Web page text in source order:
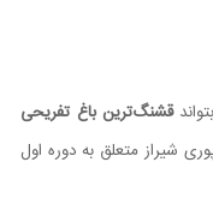
قشنگ‌ترین باغ تفریحی
شیراز متعلق به دوره اول